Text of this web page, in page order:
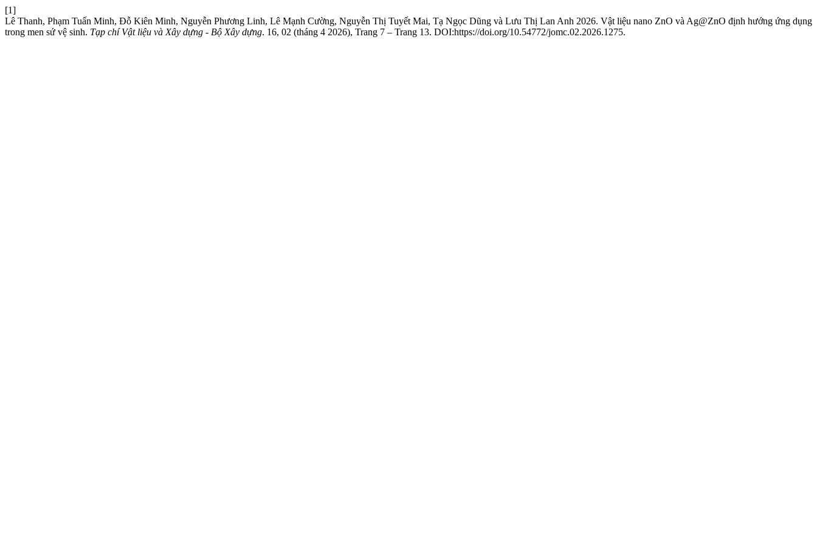
[1]
Lê Thanh, Phạm Tuấn Minh, Đỗ Kiên Minh, Nguyễn Phương Linh, Lê Mạnh Cường, Nguyễn Thị Tuyết Mai, Tạ Ngọc Dũng và Lưu Thị Lan Anh 2026. Vật liệu nano ZnO và Ag@ZnO định hướng ứng dụng
trong men sứ vệ sinh. Tạp chí Vật liệu và Xây dựng - Bộ Xây dựng. 16, 02 (tháng 4 2026), Trang 7 – Trang 13. DOI:https://doi.org/10.54772/jomc.02.2026.1275.